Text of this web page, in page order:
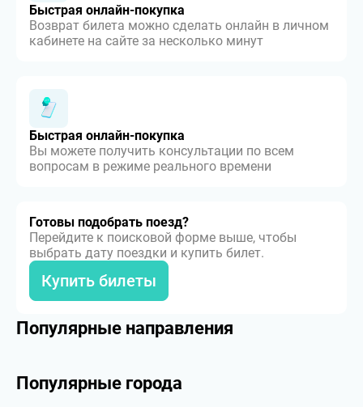
Быстрая онлайн-покупка
Возврат билета можно сделать онлайн в личном
кабинете на сайте за несколько минут
Быстрая онлайн-покупка
Вы можете получить консультации по всем
вопросам в режиме реального времени
Готовы подобрать поезд?
Перейдите к поисковой форме выше, чтобы
выбрать дату поездки и купить билет.
Купить билеты
Популярные направления
Популярные города